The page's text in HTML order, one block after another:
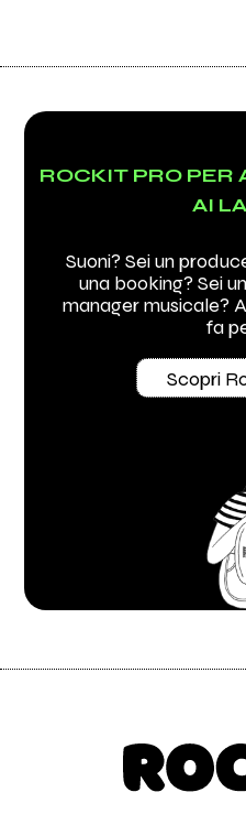
ROCKIT PRO PER
AI
Suoni? Sei un
una booking? Sei
manager musicale?
fa
Scopri